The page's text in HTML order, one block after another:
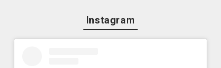
Instagram